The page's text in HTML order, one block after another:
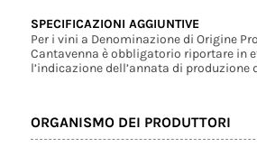
SPECIFICAZIONI AGGIUNTIVE
Per i vini a Denominazione di Origine
Cantavenna è obbligatorio riportare in
l’indicazione dell’annata di produzione
ORGANISMO DEI PRODUTTORI